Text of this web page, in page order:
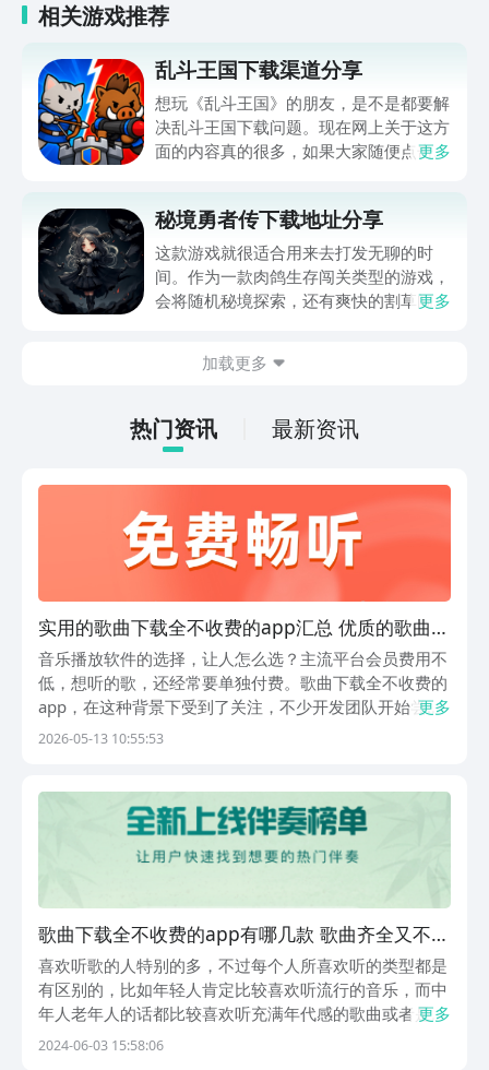
相关游戏推荐
乱斗王国下载渠道分享
想玩《乱斗王国》的朋友，是不是都要解
决乱斗王国下载问题。现在网上关于这方
面的内容真的很多，如果大家随便点击陌
app进行下载会更加方便，九游是手游福
利最多的游戏平台，在这里不仅能够看到
游戏资源，还能及时查看后续的消息、活
动内容等相关信息。
更多
秘境勇者传下载地址分享
这款游戏就很适合用来去打发无聊的时
间。作为一款肉鸽生存闯关类型的游戏，
会将随机秘境探索，还有爽快的割草闯关
接就可以下载。游戏的上手门槛还是比较
打发无聊的时间，可玩性真的比较高。
更多
加载更多
热门资讯 最新资讯
实用的歌曲下载全不收费的app汇总 优质的歌曲下
载全不收费的app介绍
音乐播放软件的选择，让人怎么选？主流平台会员费用不
低，想听的歌，还经常要单独付费。歌曲下载全不收费的
app，在这种背景下受到了关注，不少开发团队开始尝试
用广告收益，其他模式来支撑免费服务。这类应用的曲库
更多
2026-05-13 10:55:53
歌曲下载全不收费的app有哪几款 歌曲齐全又不收
费的软件榜单
喜欢听歌的人特别的多，不过每个人所喜欢听的类型都是
有区别的，比如年轻人肯定比较喜欢听流行的音乐，而中
年人老年人的话都比较喜欢听充满年代感的歌曲或者是经
典的。那么歌曲下载全不收费的app有哪些呢？今天为大
更多
2024-06-03 15:58:06